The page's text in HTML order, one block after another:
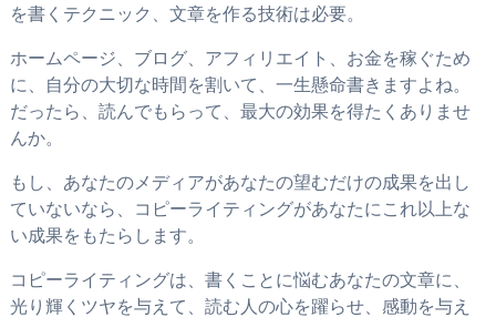
を書くテクニック、文章を作る技術は必要。
ホームページ、ブログ、アフィリエイト、お金を稼ぐため
に、自分の大切な時間を割いて、一生懸命書きますよね。
だったら、読んでもらって、最大の効果を得たくありませ
んか。
もし、あなたのメディアがあなたの望むだけの成果を出し
ていないなら、コピーライティングがあなたにこれ以上な
い成果をもたらします。
コピーライティングは、書くことに悩むあなたの文章に、
光り輝くツヤを与えて、読む人の心を躍らせ、感動を与え